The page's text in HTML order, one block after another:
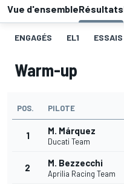
Vue d'ensembleRésultats
ENGAGÉS EL1 ESSAIS
Warm-up
POS. PILOTE
1 M. Márquez
Ducati Team
2 M. Bezzecchi
Aprilia Racing Team